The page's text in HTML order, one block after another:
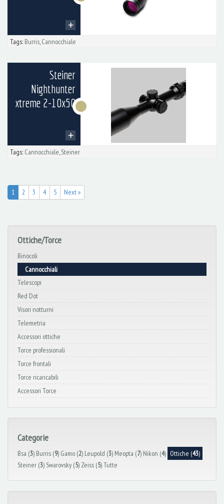
Tags: Burris,Cannocchiale
Steiner
Nighthunter
xtreme 2-10x50
Tags: Cannocchiale,Steiner
1 2 3 4 5 Next »
Ottiche/Torce
Binocoli
Cannocchiali
Telescopi
Red Dot
Visori notturni
Telemetria
Accessori ottiche
Torce professionali
Torce frontali
Torce ricaricabili
Accessori Torce
Categorie
Bsa (3) Burris (9) Gamo (2) Leupold (3) Meopta (7) Nikon (4) Ottiche (43)
Steiner (3) Swarovsky (5) Zeiss (5)Tutte